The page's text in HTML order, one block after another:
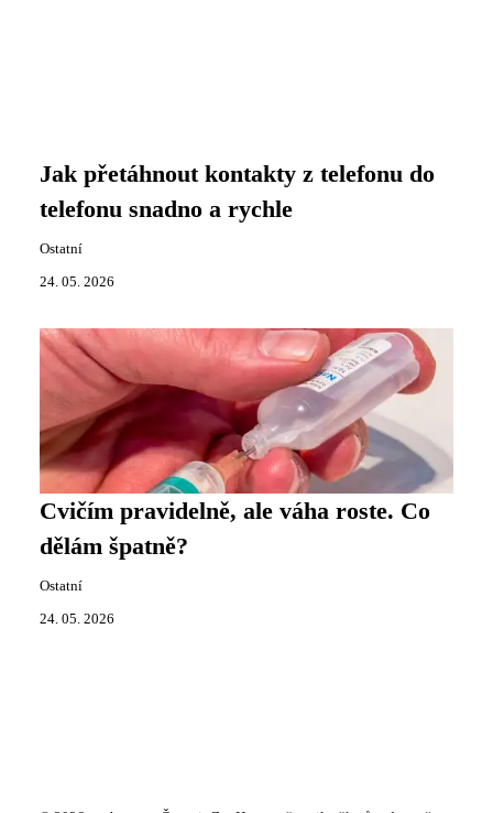
Jak přetáhnout kontakty z telefonu do
telefonu snadno a rychle
Ostatní
24. 05. 2026
Cvičím pravidelně, ale váha roste. Co
dělám špatně?
Ostatní
24. 05. 2026